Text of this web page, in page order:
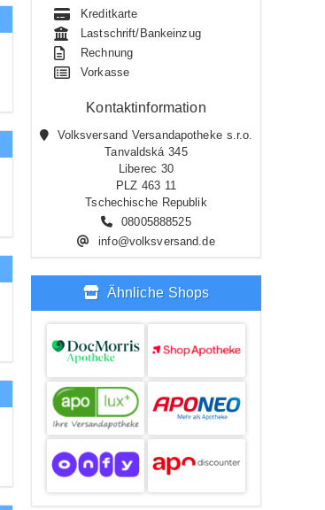
Kreditkarte
Lastschrift/Bankeinzug
Rechnung
Vorkasse
Kontaktinformation
Volksversand Versandapotheke s.r.o.
Tanvaldská 345
Liberec 30
PLZ 463 11
Tschechische Republik
08005888525
info@volksversand.de
Ähnliche Shops